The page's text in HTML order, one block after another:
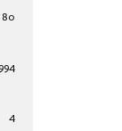
80
994
4